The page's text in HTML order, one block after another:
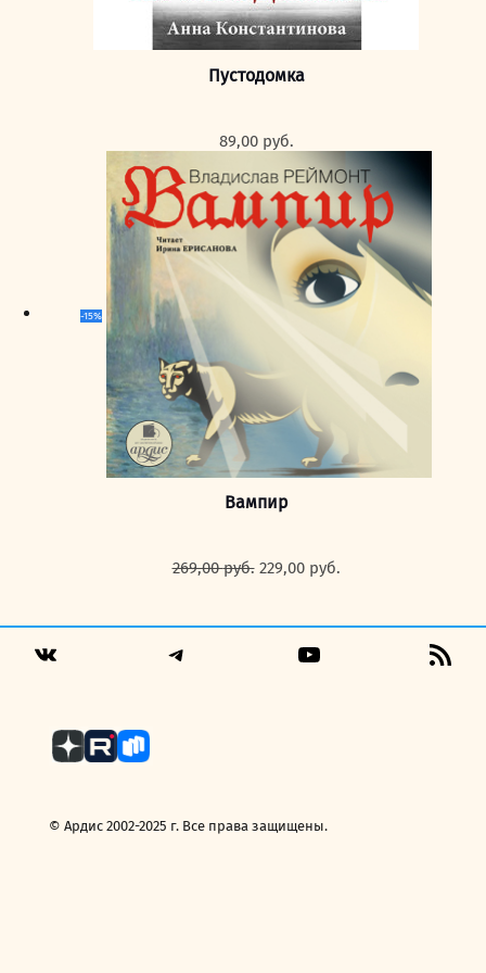
Пустодомка
89,00 руб.
-15%
Вампир
269,00руб. Первоначальная
269,00 руб..
229,00 руб.
© Ардис 2002-2025 г. Все права защищены.